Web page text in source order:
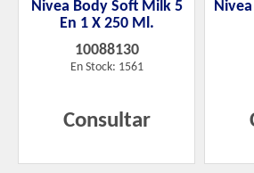
Nivea Body Soft Milk 5
En 1 X 250 Ml.
10088130
En Stock: 1561
Consultar